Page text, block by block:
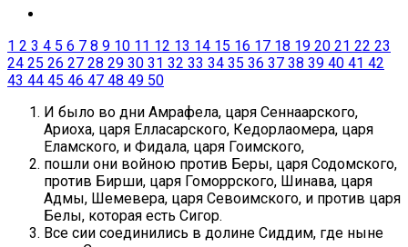
1 2 3 4 5 6 7 8 9 10 11 12 13 14 15 16 17 18 19 20 21 22 23
24 25 26 27 28 29 30 31 32 33 34 35 36 37 38 39 40 41 42
43 44 45 46 47 48 49 50
И было во дни Амрафела, царя Сеннаарского,
Ариоха, царя Елласарского, Кедорлаомера, царя
Еламского, и Фидала, царя Гоимского,
пошли они войною против Беры, царя Содомского,
против Бирши, царя Гоморрского, Шинава, царя
Адмы, Шемевера, царя Севоимского, и против царя
Белы, которая есть Сигор.
Все сии соединились в долине Сиддим, где ныне